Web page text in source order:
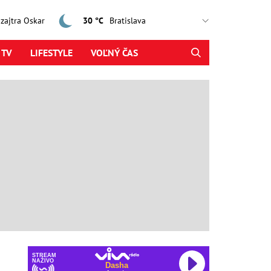
Oskar 30 °C
LIFESTYLE VOĽNÝ ČAS
STREAM
NAŽIVO
Dasha